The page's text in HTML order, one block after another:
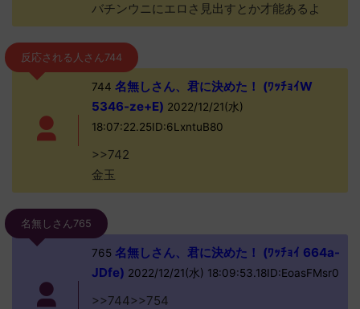
バチンウニにエロさ見出すとか才能あるよ
反応される人さん744
744 名無しさん、君に決めた！ (ﾜｯﾁｮｲW
5346-ze+E) 2022/12/21(水)
18:07:22.25ID:6LxntuB80
>>742
金玉
名無しさん765
765名無しさん、君に決めた！ (ﾜｯﾁｮｲ 664a-
JDfe) 2022/12/21(水) 18:09:53.18ID:EoasFMsr0
>>744>>754